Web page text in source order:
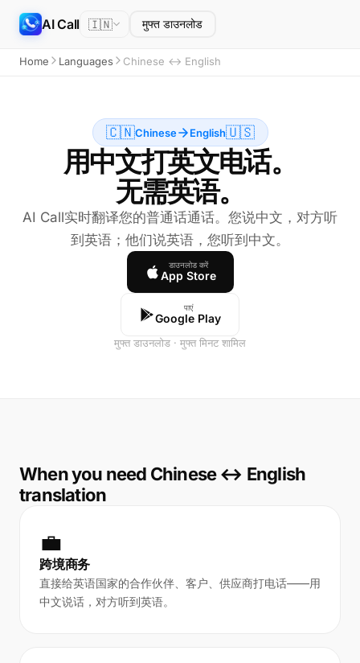
AI Call 🇮🇳 मुफ्त डाउनलोड
Home Languages Chinese ↔ English
🇨🇳Chinese English🇺🇸
用中文打英文电话。
无需英语。
AI Call实时翻译您的普通话通话。您说中文，对方听
到英语；他们说英语，您听到中文。
डाउनलोड करें
App Store
पाएं
Google Play
मुफ्त डाउनलोड · मुफ्त मिनट शामिल
When you need Chinese ↔ English
translation
💼
跨境商务
直接给英语国家的合作伙伴、客户、供应商打电话——用
中文说话，对方听到英语。